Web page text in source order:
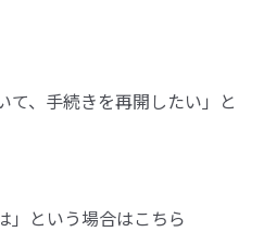
て、手続きを再開したい」と
」という場合はこちら